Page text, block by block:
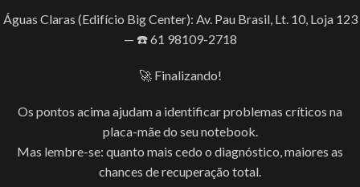
Águas Claras (Edifício Big Center): Av. Pau Brasil, Lt. 10, Loja 123
— ☎️ 61 98109-2718
🚀 Finalizando!
Os pontos acima ajudam a identificar problemas críticos na
placa-mãe do seu notebook.
Mas lembre-se: quanto mais cedo o diagnóstico, maiores as
chances de recuperação total.